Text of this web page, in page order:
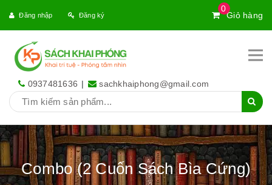
0
Giỏ hàng
Đăng nhập Đăng ký
0937481636 | sachkhaiphong@gmail.com
Combo (2 Cuốn Sách Bìa Cứng)